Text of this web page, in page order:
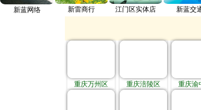
新蓝网络 新雷商行 江门区实体店 新蓝交
重庆万州区 重庆涪陵区 重庆渝